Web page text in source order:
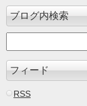
ブログ内検索
フィード
RSS